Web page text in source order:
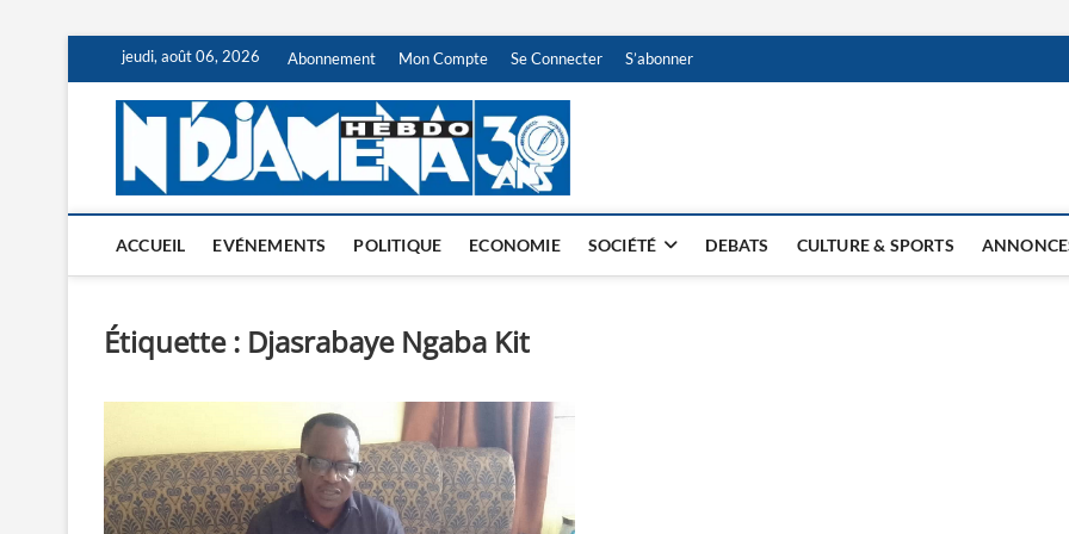
content
jeudi, août 06, 2026 Abonnement Mon Compte Se Connecter S’abonner
NDJAMENA HEBDO
ACCUEIL EVÉNEMENTS POLITIQUE ECONOMIE SOCIÉTÉ DEBATS CULTURE & SPORTS
Étiquette : Djasrabaye Ngaba Kit